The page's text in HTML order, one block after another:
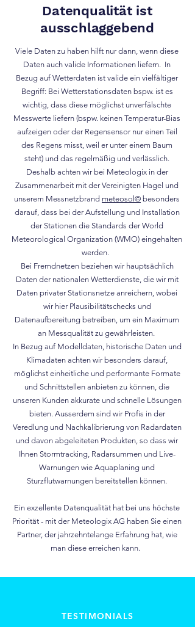
Datenqualität ist
ausschlaggebend
Viele Daten zu haben hilft nur dann, wenn diese
Daten auch valide Informationen liefern. In
Bezug auf Wetterdaten ist valide ein vielfältiger
Begriff: Bei Wetterstationsdaten bspw. ist es
wichtig, dass diese möglichst unverfälschte
Messwerte liefern (bspw. keinen Temperatur-Bias
aufzeigen oder der Regensensor nur einen Teil
des Regens misst, weil er unter einem Baum
steht) und das regelmäßig und verlässlich.
Deshalb achten wir bei Meteologix in der
Zusammenarbeit mit der Vereinigten Hagel und
unserem Messnetzbrand meteosol© besonders
darauf, dass bei der Aufstellung und Installation
der Stationen die Standards der World
Meteorological Organization (WMO) eingehalten
werden.
Bei Fremdnetzen beziehen wir hauptsächlich
Daten der nationalen Wetterdienste, die wir mit
Daten privater Stationsnetze anreichern, wobei
wir hier Plausibilitätschecks und
Datenaufbereitung betreiben, um ein Maximum
an Messqualität zu gewährleisten.
In Bezug auf Modelldaten, historische Daten und
Klimadaten achten wir besonders darauf,
möglichst einheitliche und performante Formate
und Schnittstellen anbieten zu können, die
unseren Kunden akkurate und schnelle Lösungen
bieten. Ausserdem sind wir Profis in der
Veredlung und Nachkalibrierung von Radardaten
und davon abgeleiteten Produkten, so dass wir
Ihnen Stormtracking, Radarsummen und Live-
Warnungen wie Aquaplaning und
Sturzflutwarnungen bereitstellen können.
Ein exzellente Datenqualität hat bei uns höchste
Priorität - mit der Meteologix AG haben Sie einen
Partner, der jahrzehntelange Erfahrung hat, wie
man diese erreichen kann.
TESTIMONIALS